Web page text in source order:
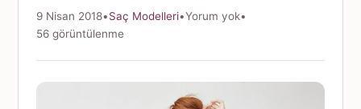
9 Nisan 2018•Saç Modelleri•Yorum yok•
56 görüntülenme